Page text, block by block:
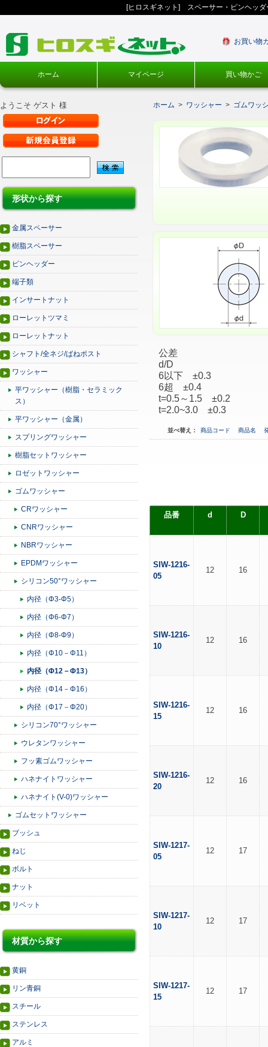
[ヒロスギネット] スペーサー・ピンヘッ
お買い物
ホーム マイページ 買い物かご
ようこそ ゲスト 様
形状から探す
金属スペーサー
樹脂スペーサー
ピンヘッダー
端子類
インサートナット
ローレットツマミ
ローレットナット
シャフト/全ネジ/ばねポスト
ワッシャー
平ワッシャー（樹脂・セラミック
ス）
平ワッシャー（金属）
スプリングワッシャー
樹脂セットワッシャー
ロゼットワッシャー
ゴムワッシャー
CRワッシャー
CNRワッシャー
NBRワッシャー
EPDMワッシャー
シリコン50°ワッシャー
内径（Φ3-Φ5）
内径（Φ6-Φ7）
内径（Φ8-Φ9）
内径（Φ10－Φ11）
内径（Φ12－Φ13）
内径（Φ14－Φ16）
内径（Φ17－Φ20）
シリコン70°ワッシャー
ウレタンワッシャー
フッ素ゴムワッシャー
ハネナイトワッシャー
ハネナイト(V-0)ワッシャー
ゴムセットワッシャー
ブッシュ
ねじ
ボルト
ナット
リベット
材質から探す
黄銅
リン青銅
スチール
ステンレス
アルミ
ホーム > ワッシャー > ゴムワッ
公差
d/D
6以下 ±0.3
6超 ±0.4
t=0.5～1.5 ±0.2
t=2.0~3.0 ±0.3
並べ替え： 商品コード 商品名
品番 d D
SIW-1216-
05
12 16
SIW-1216-
10
12 16
SIW-1216-
15
12 16
SIW-1216-
20
12 16
SIW-1217-
05
12 17
SIW-1217-
10
12 17
SIW-1217-
15
12 17